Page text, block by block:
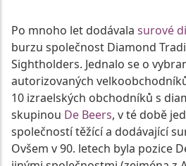
Po mnoho let dodávala surové
burzu společnost Diamond
Sightholders. Jednalo se o
autorizovaných
10 izraelských obchodníků s
skupinou De Beers, v té době
společností těžící a dodávající
Ovšem v 90. letech byla pozice